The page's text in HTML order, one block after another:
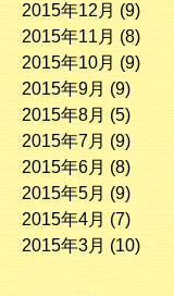
2015年12月 (9)
2015年11月 (8)
2015年10月 (9)
2015年9月 (9)
2015年8月 (5)
2015年7月 (9)
2015年6月 (8)
2015年5月 (9)
2015年4月 (7)
2015年3月 (10)